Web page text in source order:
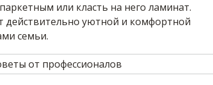
или класть на него ламинат.
действительно уютной и комфортной
семьи.